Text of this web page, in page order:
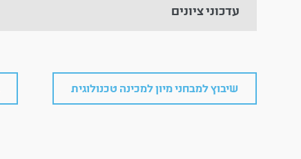
עדכוני ציונים
שיבוץ למבחני מיון למכינה טכנולוגית